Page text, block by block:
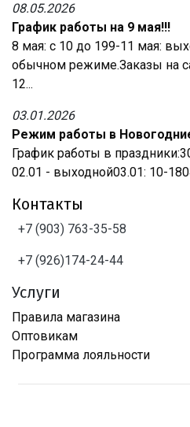
08.05.2026
График работы на 9 мая!!!
8 мая: с 10 до 199-11 мая:
обычном режиме.Заказы на
12...
03.01.2026
Режим работы в
График работы в
02.01 - выходной03.01: 10-
Контакты
+7 (903) 763-35-58
+7 (926)174-24-44
Услуги
Правила магазина
Оптовикам
Программа лояльности